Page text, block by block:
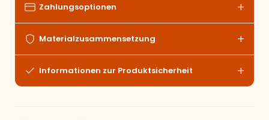
Zahlungsoptionen
Materialzusammensetzung
Informationen zur Produktsicherheit